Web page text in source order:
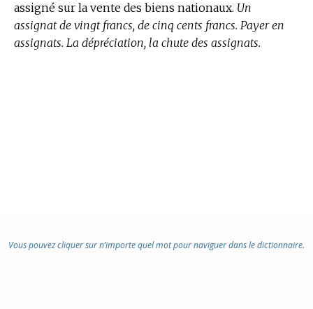
assigné sur la vente des biens nationaux. Un
assignat de vingt francs, de cinq cents francs. Payer en
assignats. La dépréciation, la chute des assignats.
Vous pouvez cliquer sur n’importe quel mot pour naviguer dans le dictionnaire.